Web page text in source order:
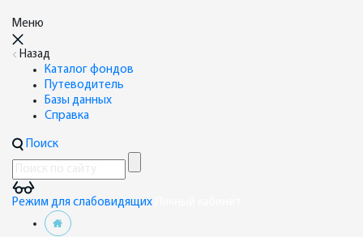
Меню
Назад
Каталог фондов
Путеводитель
Базы данных
Справка
Поиск
Режим для слабовидящих